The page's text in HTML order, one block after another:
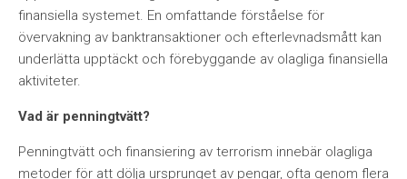
finansiella systemet. En omfattande förståelse för
övervakning av banktransaktioner och efterlevnadsmått kan
underlätta upptäckt och förebyggande av olagliga finansiella
aktiviteter.
Vad är penningtvätt?
Penningtvätt och finansiering av terrorism innebär olagliga
metoder för att dölja ursprunget av pengar, ofta genom flera